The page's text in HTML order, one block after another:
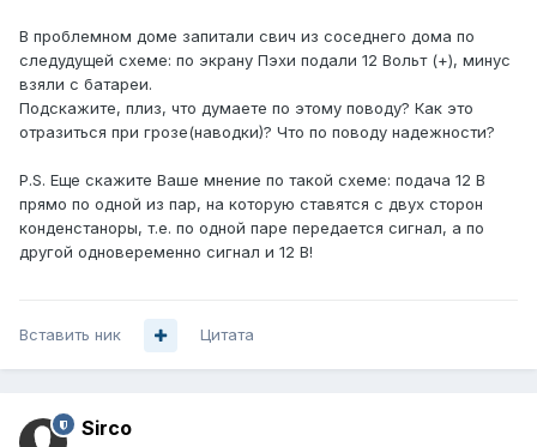
В проблемном доме запитали свич из соседнего дома по
следудущей схеме: по экрану Пэхи подали 12 Вольт (+), минус
взяли с батареи.
Подскажите, плиз, что думаете по этому поводу? Как это
отразиться при грозе(наводки)? Что по поводу надежности?
P.S. Еще скажите Ваше мнение по такой схеме: подача 12 В
прямо по одной из пар, на которую ставятся с двух сторон
конденстаноры, т.е. по одной паре передается сигнал, а по
другой одновеременно сигнал и 12 В!
Вставить ник Цитата
Sirco